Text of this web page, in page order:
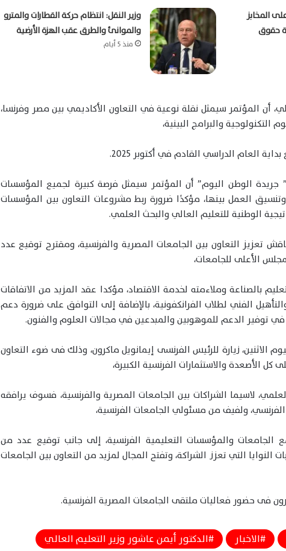
المخابز
حقوق
وزير النقل: انتظام حركة القطارات والمترو
والموانئ والطرق عقب الهزة الأرضية
منذ 5 أيام
أن المؤتمر سيمثل نقلة نوعية في التعاون الأكاديمي بين مصر وفرنسا،
والبرامج البينية،
العام الدراسي القادم في أكتوبر 2025.
جريدة الوطن اليوم” أن المؤتمر سيمثل فرصة كبيرة لجميع المؤسسات
وتنسيق العمل بينها، مؤكدًا ضرورة ربط مشروعات التعاون بين المؤسسات
الوطنية للتعليم العالي والبحث العلمي.
تعزيز التعاون بين الجامعات المصرية والفرنسية، ومقترح توقيع عدد
الأعلى للجامعات،
بالصناعة وملاءمته لخدمة الاقتصاد، مؤكدا عقد المزيد من الاتفاقات
الفني لطلاب الفرانكفونية، بالإضافة إلى التوافق على ضرورة دعم
في توفير الدعم للموهوبين والمبدعين في مجالات العلوم والفنون.
زيارة للرئيس الفرنسى إيمانويل ماكرون، وذلك فى ضوء التعاون
كل الأصعدة والاستثمارات الفرنسية الكبيرة،
لاسيما الشراكات بين الجامعات المصرية والفرنسية، فسوف يرافقه
ولفيف من مسئولي الجامعات الفرنسية،
الجامعات والمؤسسات التعليمية الفرنسية، إلى جانب توقيع عدد من
النوايا التي تعزز الشراكة، وتفتح المجال لمزيد من التعاون بين الجامعات
فى حضور فعاليات ملتقى الجامعات المصرية الفرنسية.
الاخبار
الدكتور أيمن عاشور وزير التعليم العالي